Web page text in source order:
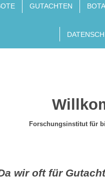
GUTACHTEN
Forschungsinstitut für
wir oft für